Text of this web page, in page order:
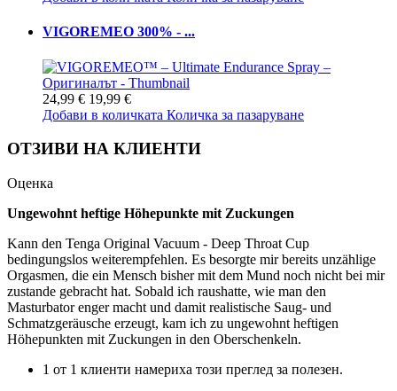
VIGOREMEO 300% - ...
24,99 € 19,99 €
Добави в количката Количка за пазаруване
ОТЗИВИ НА КЛИЕНТИ
Оценка
Ungewohnt heftige Höhepunkte mit Zuckungen
Kann den Tenga Original Vacuum - Deep Throat Cup
bedingungslos weiterempfehlen. Es besorgte mir bereits unzählige
Orgasmen, die ein Mensch bisher mit dem Mund noch nicht bei mir
zustande gebracht hat. Sobald ich raushatte, wie man den
Masturbator enger macht und damit realistische Saug- und
Schmatzgeräusche erzeugt, kam ich zu ungewohnt heftigen
Höhepunkten mit Zuckungen in den Oberschenkeln.
1 от 1 клиенти намериха този преглед за полезен.